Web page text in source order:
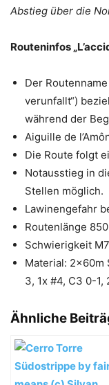
Abstieg über die
Routeninfos
Der
verunfallt“)
während der
Aiguille de
Die Route folgt
Notausstieg in
Stellen möglich.
Lawinengefahr
Routenlänge
Schwierigkeit
Material: 2x60m
3, 1x #4, C3 0-1,
Ähnliche